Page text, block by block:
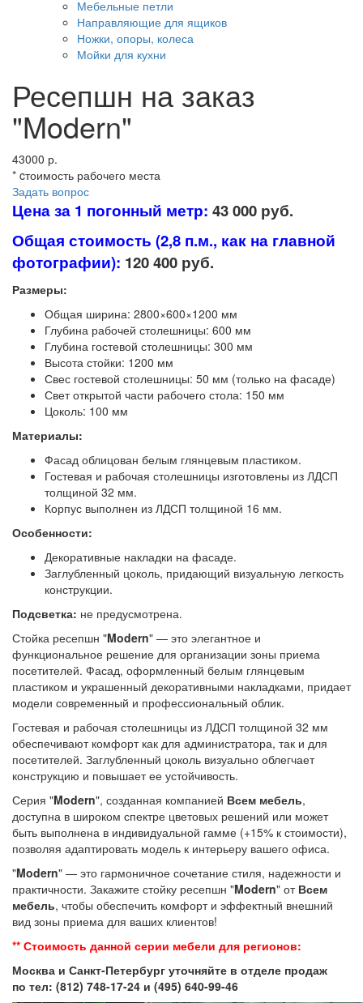
Мебельные петли
Направляющие для ящиков
Ножки, опоры, колеса
Мойки для кухни
Ресепшн на заказ
"Modern"
43000 р.
* cтоимость рабочего места
Задать вопрос
Цена за 1 погонный метр: 43 000 руб.
Общая стоимость (2,8 п.м., как на главной
фотографии): 120 400 руб.
Размеры:
Общая ширина: 2800×600×1200 мм
Глубина рабочей столешницы: 600 мм
Глубина гостевой столешницы: 300 мм
Высота стойки: 1200 мм
Свес гостевой столешницы: 50 мм (только на фасаде)
Свет открытой части рабочего стола: 150 мм
Цоколь: 100 мм
Материалы:
Фасад облицован белым глянцевым пластиком.
Гостевая и рабочая столешницы изготовлены из ЛДСП
толщиной 32 мм.
Корпус выполнен из ЛДСП толщиной 16 мм.
Особенности:
Декоративные накладки на фасаде.
Заглубленный цоколь, придающий визуальную легкость
конструкции.
Подсветка: не предусмотрена.
Стойка ресепшн "Modern" — это элегантное и
функциональное решение для организации зоны приема
посетителей. Фасад, оформленный белым глянцевым
пластиком и украшенный декоративными накладками, придает
модели современный и профессиональный облик.
Гостевая и рабочая столешницы из ЛДСП толщиной 32 мм
обеспечивают комфорт как для администратора, так и для
посетителей. Заглубленный цоколь визуально облегчает
конструкцию и повышает ее устойчивость.
Серия "Modern", созданная компанией Всем мебель,
доступна в широком спектре цветовых решений или может
быть выполнена в индивидуальной гамме (+15% к стоимости),
позволяя адаптировать модель к интерьеру вашего офиса.
"Modern" — это гармоничное сочетание стиля, надежности и
практичности. Закажите стойку ресепшн "Modern" от Всем
мебель, чтобы обеспечить комфорт и эффектный внешний
вид зоны приема для ваших клиентов!
** Стоимость данной серии мебели для регионов:
Москва и Санкт-Петербург уточняйте в отделе продаж
по тел: (812) 748-17-24 и (495) 640-99-46